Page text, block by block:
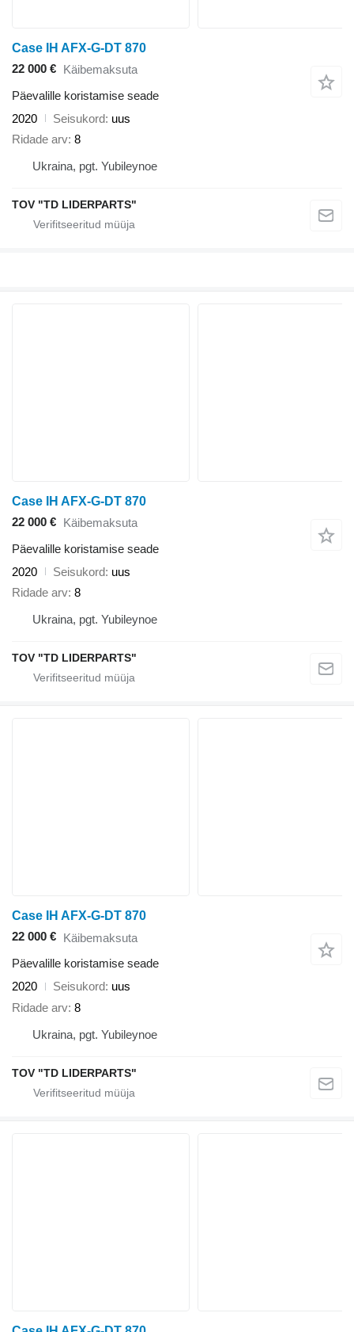
Case IH AFX-G-DT 870
22 000 € Käibemaksuta
Päevalille koristamise seade
2020
Seisukord uus
Ridade arv 8
Ukraina, pgt. Yubileynoe
TOV "TD LIDERPARTS"
Case IH AFX-G-DT 870
22 000 € Käibemaksuta
Päevalille koristamise seade
2020
Seisukord uus
Ridade arv 8
Ukraina, pgt. Yubileynoe
TOV "TD LIDERPARTS"
Case IH AFX-G-DT 870
22 000 € Käibemaksuta
Päevalille koristamise seade
2020
Seisukord uus
Ridade arv 8
Ukraina, pgt. Yubileynoe
TOV "TD LIDERPARTS"